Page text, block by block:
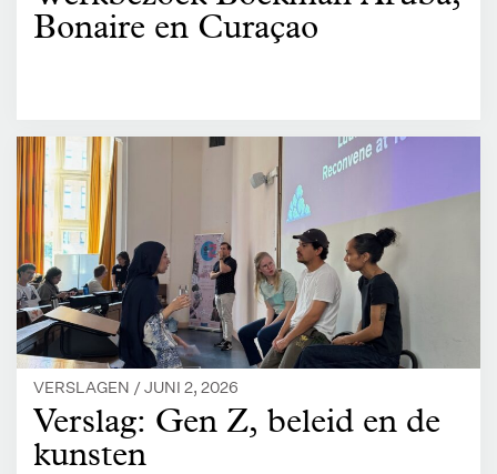
Bonaire en Curaçao
VERSLAGEN /JUNI 2, 2026
Verslag: Gen Z, beleid en de
kunsten